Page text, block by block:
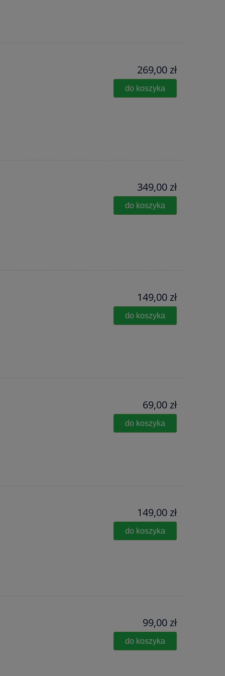
269,00 zł
do koszyka
349,00 zł
do koszyka
149,00 zł
do koszyka
69,00 zł
do koszyka
149,00 zł
do koszyka
99,00 zł
do koszyka